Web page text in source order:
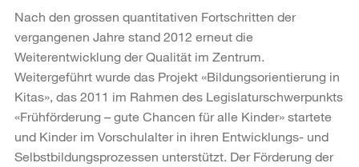
Nach den grossen quantitativen Fortschritten der
vergangenen Jahre stand 2012 erneut die
Weiterentwicklung der Qualität im Zentrum.
Weitergeführt wurde das Projekt «Bildungsorientierung in
Kitas», das 2011 im Rahmen des Legislaturschwerpunkts
«Frühförderung – gute Chancen für alle Kinder» startete
und Kinder im Vorschulalter in ihren Entwicklungs- und
Selbstbildungsprozessen unterstützt. Der Förderung der